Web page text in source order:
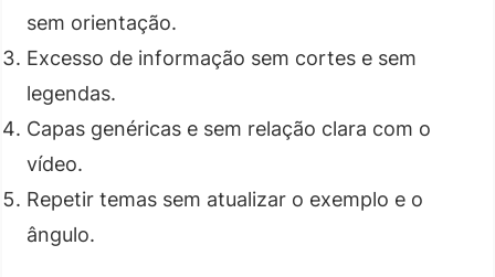
sem orientação.
Excesso de informação sem cortes e sem
legendas.
Capas genéricas e sem relação clara com o
vídeo.
Repetir temas sem atualizar o exemplo e o
ângulo.